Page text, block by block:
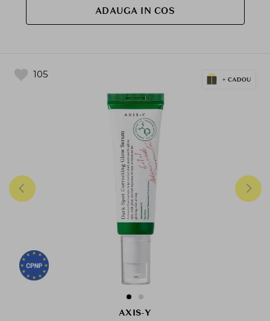
ADAUGA IN COS
105
AXIS-Y